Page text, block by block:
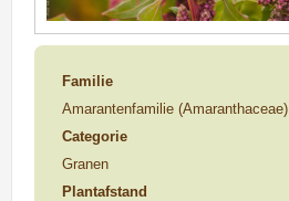
Familie
Amarantenfamilie (Amaranthaceae)
Categorie
Granen
Plantafstand